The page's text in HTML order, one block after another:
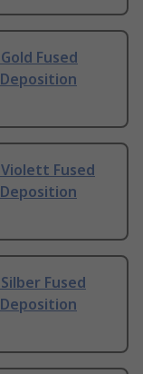
Fused
Violett Fused
Fused